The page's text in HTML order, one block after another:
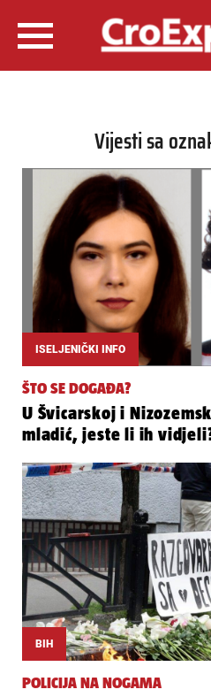
Vijesti sa
ISELJENIČKI INFO
ŠTO SE DOGAĐA?
U Švicarskoj i
mladić, jeste li ih
BIH
POLICIJA NA NOGAMA